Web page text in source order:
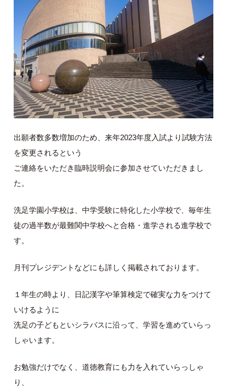
出願者数多数増加のため、来年2023年度入試より試験方法
を変更されるという
ご連絡をいただき臨時説明会に参加させていただきまし
た。
洗足学園小学校は、中学受験に特化した小学校で、毎年生
徒の過半数が最難関中学校へと合格・進学される進学校で
す。
月刊プレジデントなどにも詳しく掲載されております。
１年生の時より、日記漢字や筆算検定で確実な力をつけて
いけるように
洗足の子どもといシラバスに沿って、学習を進めていらっ
しゃいます。
お勉強だけでなく、道徳教育にも力を入れていらっしゃ
り、